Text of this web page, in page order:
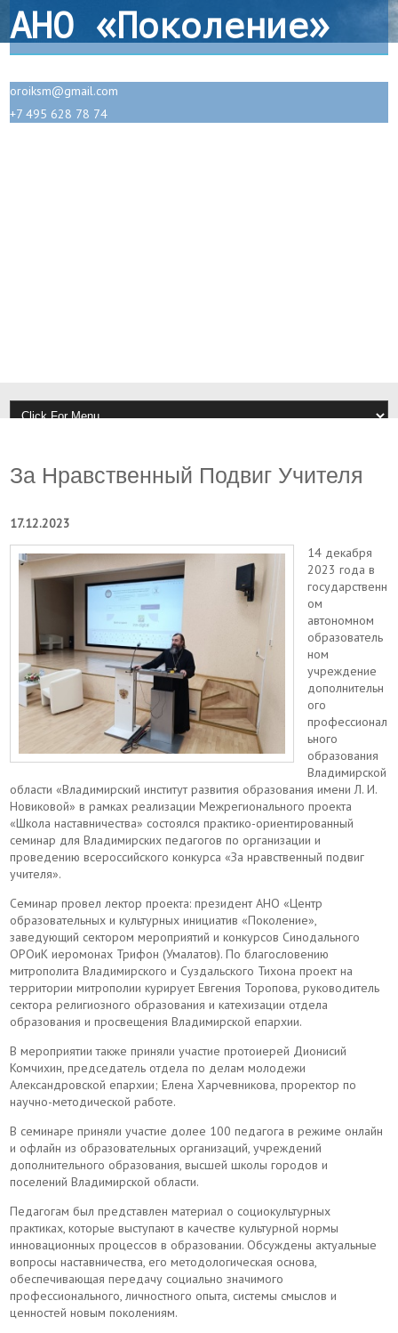
АНО «Поколение»
oroiksm@gmail.com
+7 495 628 78 74
За Нравственный Подвиг Учителя
17.12.2023
14 декабря
2023 года в
государственн
ом
автономном
образователь
ном
учреждение
дополнительн
ого
профессионал
ьного
образования
Владимирской
области «Владимирский институт развития образования имени Л. И.
Новиковой» в рамках реализации Межрегионального проекта
«Школа наставничества» состоялся практико-ориентированный
семинар для Владимирских педагогов по организации и
проведению всероссийского конкурса «За нравственный подвиг
учителя».
Семинар провел лектор проекта: президент АНО «Центр
образовательных и культурных инициатив «Поколение»,
заведующий сектором мероприятий и конкурсов Синодального
ОРОиК иеромонах Трифон (Умалатов). По благословению
митрополита Владимирского и Суздальского Тихона проект на
территории митрополии курирует Евгения Торопова, руководитель
сектора религиозного образования и катехизации отдела
образования и просвещения Владимирской епархии.
В мероприятии также приняли участие протоиерей Дионисий
Комчихин, председатель отдела по делам молодежи
Александровской епархии; Елена Харчевникова, проректор по
научно-методической работе.
В семинаре приняли участие долее 100 педагога в режиме онлайн
и офлайн из образовательных организаций, учреждений
дополнительного образования, высшей школы городов и
поселений Владимирской области.
Педагогам был представлен материал о социокультурных
практиках, которые выступают в качестве культурной нормы
инновационных процессов в образовании. Обсуждены актуальные
вопросы наставничества, его методологическая основа,
обеспечивающая передачу социально значимого
профессионального, личностного опыта, системы смыслов и
ценностей новым поколениям.